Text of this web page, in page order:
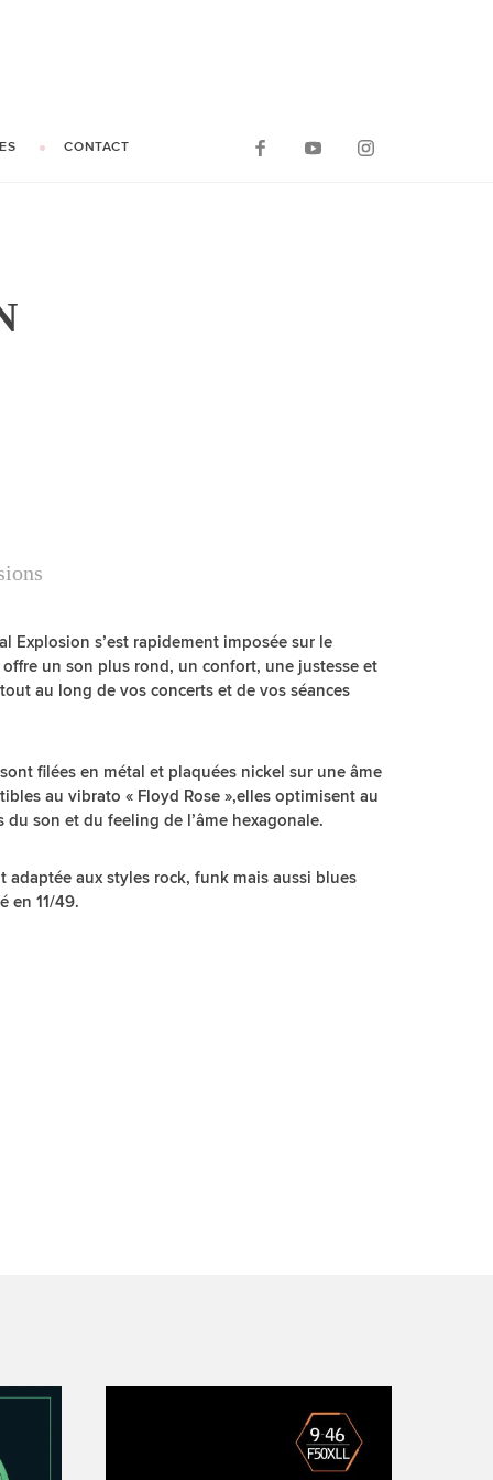
CONTACT
Explosion s’est rapidement imposée sur le
un son plus rond, un confort, une justesse et
au long de vos concerts et de vos séances
filées en métal et plaquées nickel sur une âme
au vibrato « Floyd Rose »,elles optimisent au
son et du feeling de l’âme hexagonale.
adaptée aux styles rock, funk mais aussi blues
en 11/49.